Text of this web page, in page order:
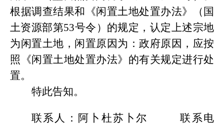
根据调查结果和《闲置土地处置办法》（国
土资源部第53号令）的规定，认定上述宗地
为闲置土地，闲置原因为：政府原因，应按
照《闲置土地处置办法》的有关规定进行处
置。
特此告知。
联系人：阿卜杜苏卜尔
联系电